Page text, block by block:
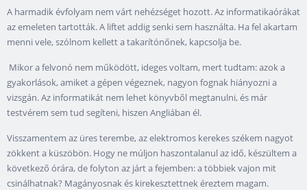
A harmadik évfolyam nem várt nehézséget hozott. Az informatikaórákat
az emeleten tartották. A liftet addig senki sem használta. Ha fel akartam
menni vele, szólnom kellett a takarítónőnek, kapcsolja be.
Mikor a felvonó nem működött, ideges voltam, mert tudtam: azok a
gyakorlások, amiket a gépen végeznek, nagyon fognak hiányozni a
vizsgán. Az informatikát nem lehet könyvből megtanulni, és már
testvérem sem tud segíteni, hiszen Angliában él.
Visszamentem az üres terembe, az elektromos kerekes székem nagyot
zökkent a küszöbön. Hogy ne múljon haszontalanul az idő, készültem a
következő órára, de folyton az járt a fejemben: a többiek vajon mit
csinálhatnak? Magányosnak és kirekesztettnek éreztem magam.